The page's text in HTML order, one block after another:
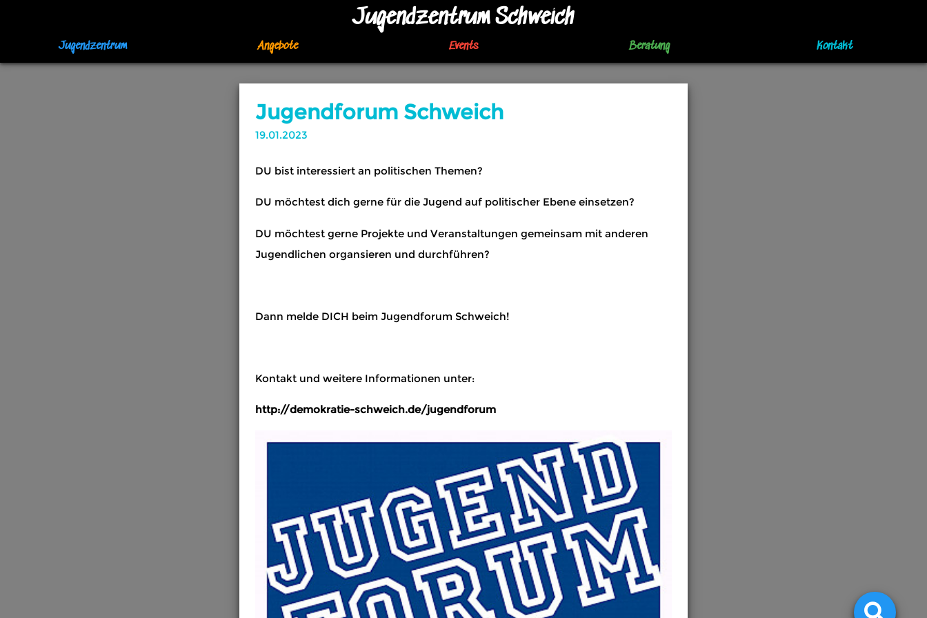
Jugendforum Schweich
19.01.2023
DU bist interessiert an politischen Themen?
DU möchtest dich gerne für die Jugend auf politischer Ebene einsetzen?
DU möchtest gerne Projekte und Veranstaltungen gemeinsam mit anderen
Jugendlichen organsieren und durchführen?
Dann melde DICH beim Jugendforum Schweich!
Kontakt und weitere Informationen unter:
http://demokratie-schweich.de/jugendforum
Jugendzentrum Schweich
Jugendzentrum Angebote Events Beratung Kontakt